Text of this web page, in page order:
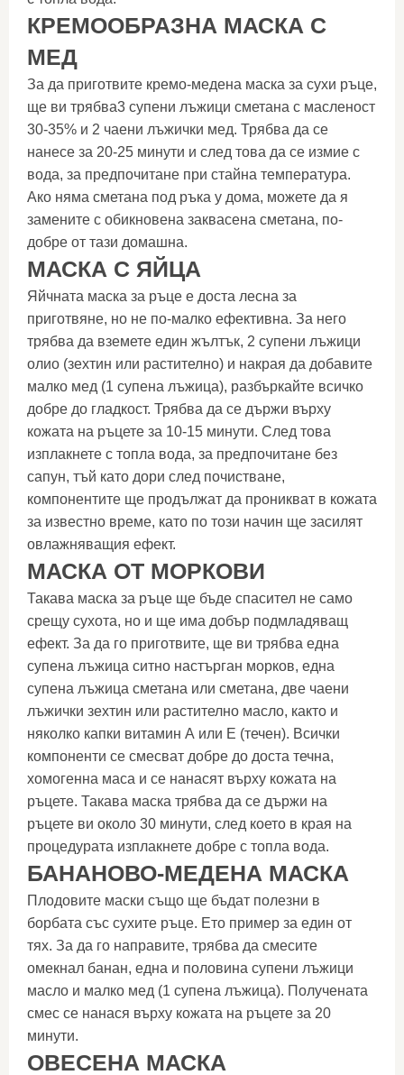
КРЕМООБРАЗНА МАСКА С
МЕД
За да приготвите кремо-медена маска за сухи ръце,
ще ви трябва3 супени лъжици сметана с масленост
30-35% и 2 чаени лъжички мед. Трябва да се
нанесе за 20-25 минути и след това да се измие с
вода, за предпочитане при стайна температура.
Ако няма сметана под ръка у дома, можете да я
замените с обикновена заквасена сметана, по-
добре от тази домашна.
МАСКА С ЯЙЦА
Яйчната маска за ръце е доста лесна за
приготвяне, но не по-малко ефективна. За него
трябва да вземете един жълтък, 2 супени лъжици
олио (зехтин или растително) и накрая да добавите
малко мед (1 супена лъжица), разбъркайте всичко
добре до гладкост. Трябва да се държи върху
кожата на ръцете за 10-15 минути. След това
изплакнете с топла вода, за предпочитане без
сапун, тъй като дори след почистване,
компонентите ще продължат да проникват в кожата
за известно време, като по този начин ще засилят
овлажняващия ефект.
МАСКА ОТ МОРКОВИ
Такава маска за ръце ще бъде спасител не само
срещу сухота, но и ще има добър подмладяващ
ефект. За да го приготвите, ще ви трябва една
супена лъжица ситно настърган морков, една
супена лъжица сметана или сметана, две чаени
лъжички зехтин или растително масло, както и
няколко капки витамин А или Е (течен). Всички
компоненти се смесват добре до доста течна,
хомогенна маса и се нанасят върху кожата на
ръцете. Такава маска трябва да се държи на
ръцете ви около 30 минути, след което в края на
процедурата изплакнете добре с топла вода.
БАНАНОВО-МЕДЕНА МАСКА
Плодовите маски също ще бъдат полезни в
борбата със сухите ръце. Ето пример за един от
тях. За да го направите, трябва да смесите
омекнал банан, една и половина супени лъжици
масло и малко мед (1 супена лъжица). Получената
смес се нанася върху кожата на ръцете за 20
минути.
ОВЕСЕНА МАСКА